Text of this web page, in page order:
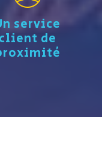
service
client de